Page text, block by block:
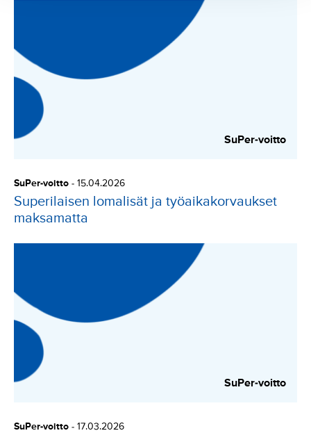
SuPer-voitto
SuPer-voitto - 15.04.2026
Superilaisen lomalisät ja työaikakorvaukset
maksamatta
SuPer-voitto
SuPer-voitto - 17.03.2026